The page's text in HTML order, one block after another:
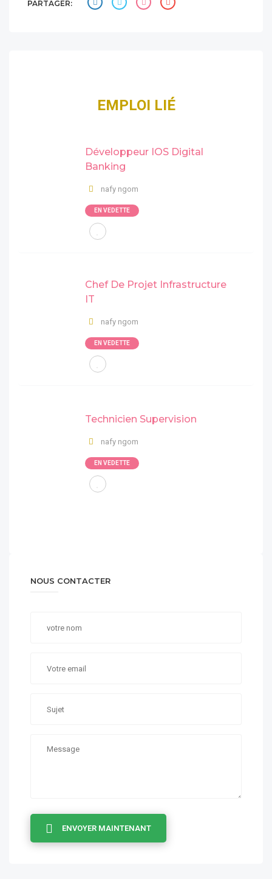
PARTAGER:
EMPLOI LIÉ
Développeur IOS Digital
Banking
nafy ngom
EN VEDETTE
Chef De Projet Infrastructure
IT
nafy ngom
EN VEDETTE
Technicien Supervision
nafy ngom
EN VEDETTE
NOUS CONTACTER
ENVOYER MAINTENANT